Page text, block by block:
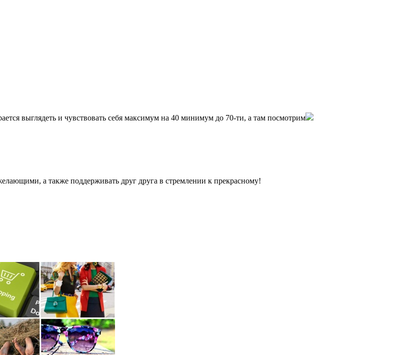
выглядеть и чувствовать себя максимум на 40 минимум до 70-ти, а там посмотрим
а также поддерживать друг друга в стремлении к прекрасному!